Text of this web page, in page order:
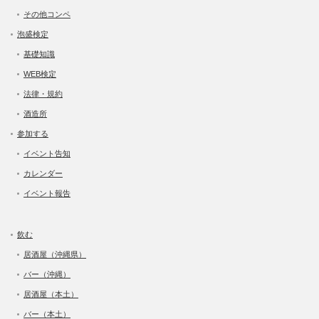
その他コンペ
泡盛検定
基礎知識
WEB検定
法律・規約
酒造所
参加する
イベント告知
カレンダー
イベント報告
飲む
居酒屋（沖縄県）
バー（沖縄）
居酒屋（本土）
バー（本土）